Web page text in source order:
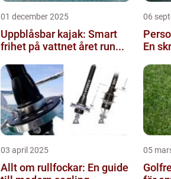
01 december 2025
Uppblåsbar kajak: Smart
frihet på vattnet året run...
06
En
03 april 2025
Allt om rullfockar: En guide
05